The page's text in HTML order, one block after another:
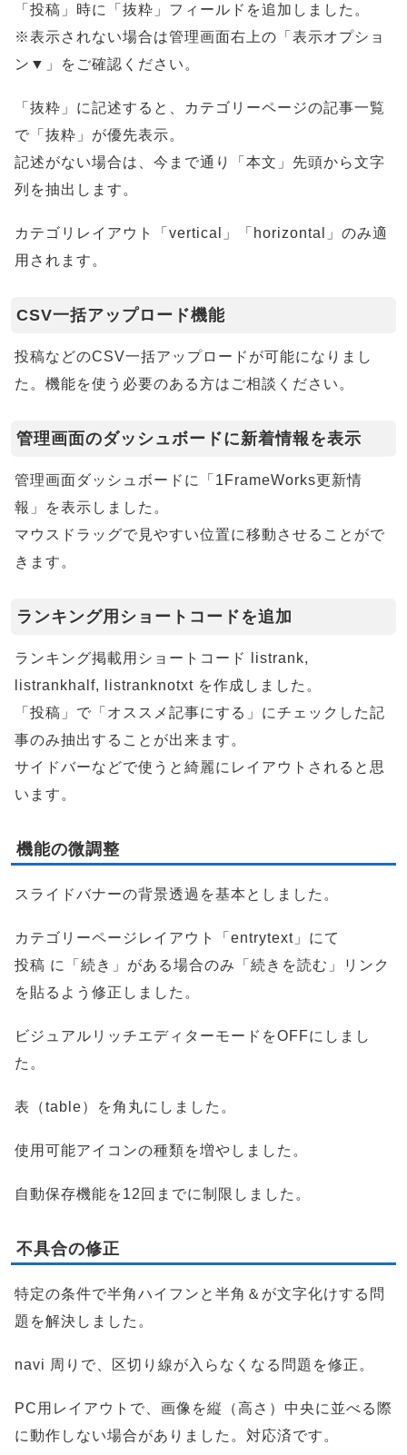
「投稿」時に「抜粋」フィールドを追加しました。
※表示されない場合は管理画面右上の「表示オプショ
ン▼」をご確認ください。
「抜粋」に記述すると、カテゴリーページの記事一覧
で「抜粋」が優先表示。
記述がない場合は、今まで通り「本文」先頭から文字
列を抽出します。
カテゴリレイアウト「vertical」「horizontal」のみ適
用されます。
CSV一括アップロード機能
投稿などのCSV一括アップロードが可能になりまし
た。機能を使う必要のある方はご相談ください。
管理画面のダッシュボードに新着情報を表示
管理画面ダッシュボードに「1FrameWorks更新情
報」を表示しました。
マウスドラッグで見やすい位置に移動させることがで
きます。
ランキング用ショートコードを追加
ランキング掲載用ショートコード listrank,
listrankhalf, listranknotxt を作成しました。
「投稿」で「オススメ記事にする」にチェックした記
事のみ抽出することが出来ます。
サイドバーなどで使うと綺麗にレイアウトされると思
います。
機能の微調整
スライドバナーの背景透過を基本としました。
カテゴリーページレイアウト「entrytext」にて
投稿 に「続き」がある場合のみ「続きを読む」リンク
を貼るよう修正しました。
ビジュアルリッチエディターモードをOFFにしまし
た。
表（table）を角丸にしました。
使用可能アイコンの種類を増やしました。
自動保存機能を12回までに制限しました。
不具合の修正
特定の条件で半角ハイフンと半角＆が文字化けする問
題を解決しました。
navi 周りで、区切り線が入らなくなる問題を修正。
PC用レイアウトで、画像を縦（高さ）中央に並べる際
に動作しない場合がありました。対応済です。